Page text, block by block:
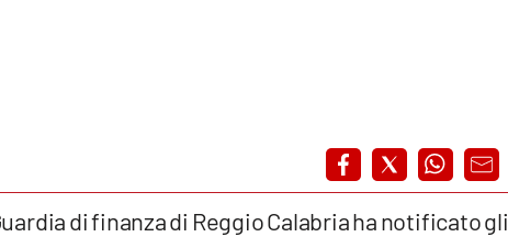
di finanza di Reggio Calabria ha notificato gli